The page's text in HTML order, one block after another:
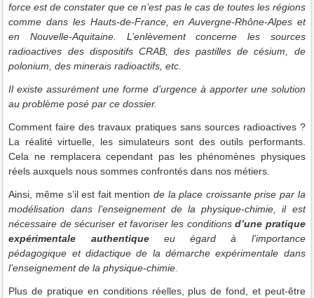
force est de constater que ce n’est pas le cas de toutes les régions
comme dans les Hauts-de-France, en Auvergne-Rhône-Alpes et
en Nouvelle-Aquitaine. L’enlèvement concerne les sources
radioactives des dispositifs CRAB, des pastilles de césium, de
polonium, des minerais radioactifs, etc.
Il existe assurément une forme d’urgence à apporter une solution
au problème posé par ce dossier.
Comment faire des travaux pratiques sans sources radioactives ?
La réalité virtuelle, les simulateurs sont des outils performants.
Cela ne remplacera cependant pas les phénomènes physiques
réels auxquels nous sommes confrontés dans nos métiers.
Ainsi, même s’il est fait mention de la place croissante prise par la
modélisation dans l’enseignement de la physique-chimie, il est
nécessaire de sécuriser et favoriser les conditionsd’une pratique
expérimentale authentiqueeu égard à l’importance
pédagogique et didactique de la démarche expérimentale dans
l’enseignement de la physique-chimie.
Plus de pratique en conditions réelles, plus de fond, et peut-être